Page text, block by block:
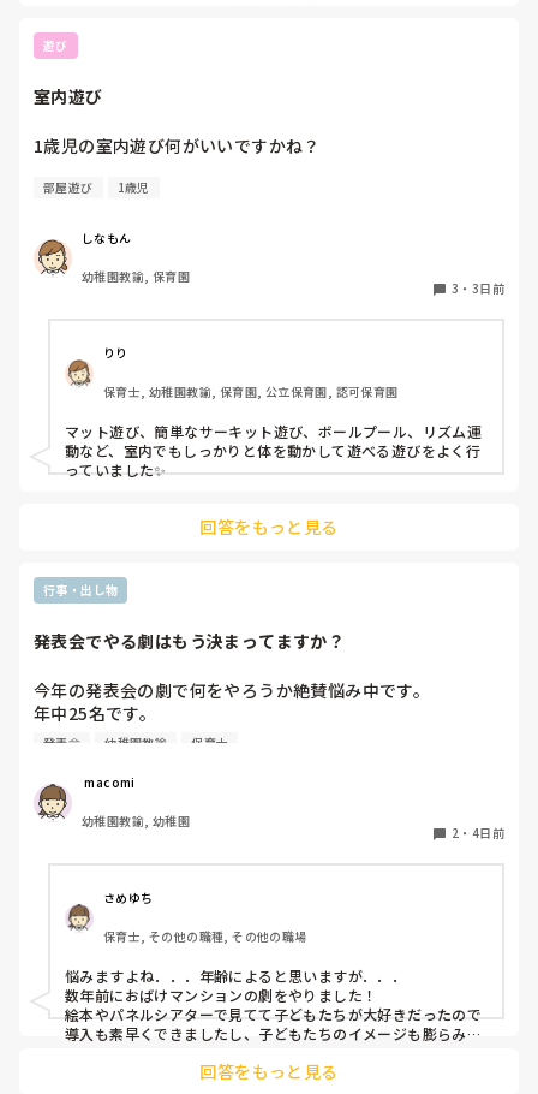
遊び
室内遊び
1歳児の室内遊び何がいいですかね？
部屋遊び 1歳児
しなもん
幼稚園教諭, 保育園
3 ・ 3日前
りり
保育士, 幼稚園教諭, 保育園, 公立保育園, 認可保育園
マット遊び、簡単なサーキット遊び、ボールプール、リズム運
動など、室内でもしっかりと体を動かして遊べる遊びをよく行
っていました✨
回答をもっと見る
行事・出し物
発表会でやる劇はもう決まってますか？
今年の発表会の劇で何をやろうか絶賛悩み中です。
年中25名です。
過去に「これは子どもたちも楽しんで大成功だった！」「観
ひ教えてほしいです！
発表会 幼稚園教諭 保育士
macomi
幼稚園教諭, 幼稚園
2 ・ 4日前
さめゆち
保育士, その他の職種, その他の職場
悩みますよね．．．年齢によると思いますが．．．
数年前におばけマンションの劇をやりました！
絵本やパネルシアターで見てて子どもたちが大好きだったので
導入も素早くできましたし、子どもたちのイメージも膨らみや
回答をもっと見る